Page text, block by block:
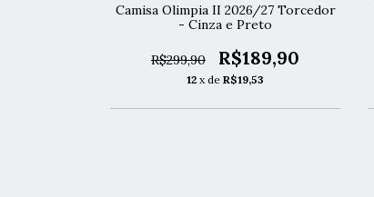
Camisa Olimpia II 2026/27 Torcedor
- Cinza e Preto
R$299,90 R$189,90
12 x de R$19,53